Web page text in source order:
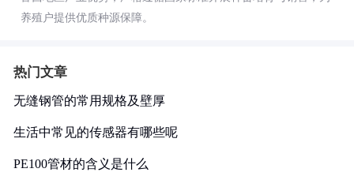
养殖户提供优质种源保障。
热门文章
无缝钢管的常用规格及壁厚
生活中常见的传感器有哪些呢
PE100管材的含义是什么